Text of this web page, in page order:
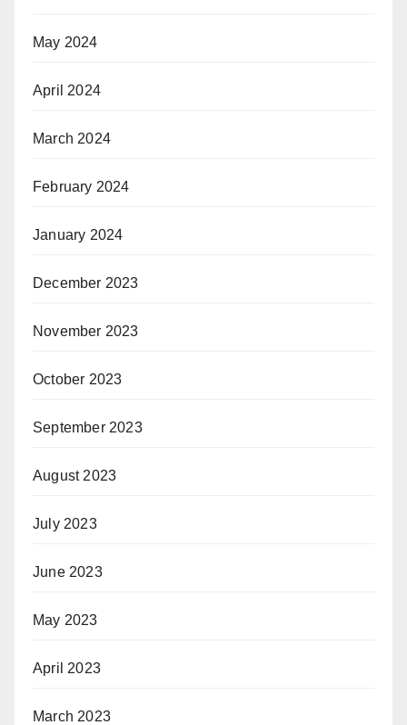
May 2024
April 2024
March 2024
February 2024
January 2024
December 2023
November 2023
October 2023
September 2023
August 2023
July 2023
June 2023
May 2023
April 2023
March 2023